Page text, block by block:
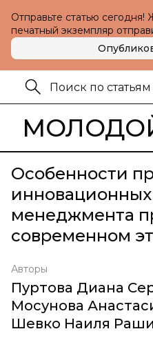
Отправьте статью сегодня!
печатный экземпляр
Особенности
менеджмента
современном
Авторы
Пуртова Диана
Мосунова
Шевко Наиля